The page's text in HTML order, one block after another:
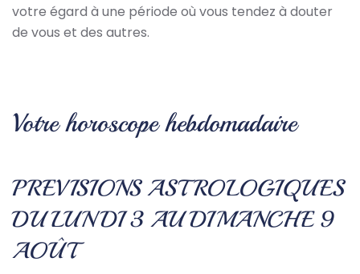
votre égard à une période où vous tendez à douter
de vous et des autres.
Votre horoscope hebdomadaire
PREVISIONS ASTROLOGIQUES
DU LUNDI 3 AU DIMANCHE 9
AOÛT